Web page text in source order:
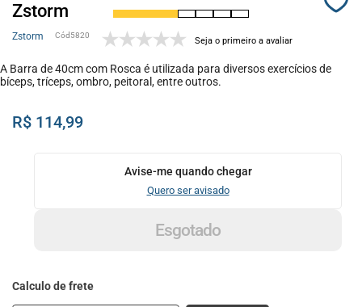
Zstorm
Zstorm 5820 Seja o primeiro a avaliar
A Barra de 40cm com Rosca é utilizada para diversos exercícios de
bíceps, tríceps, ombro, peitoral, entre outros.
R$ 114,99
Esgotado
Avise-me quando chegar
Quero ser avisado